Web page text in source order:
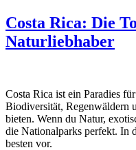
Costa Rica: Die
Naturliebhaber
Costa Rica ist ein Paradies
Biodiversität, Regenwäldern
bieten. Wenn du Natur,
die Nationalparks perfekt. In
besten vor.